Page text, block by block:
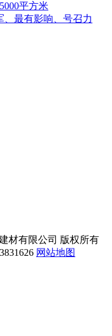
平方米
最有影响、号召力
材有限公司 版权所有
网站地图